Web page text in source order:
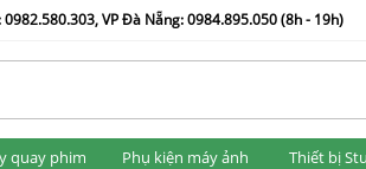
VP Đà Nẵng: 0984.895.050 (8h - 19h)
quay phim Phụ kiện máy ảnh Thiết bị